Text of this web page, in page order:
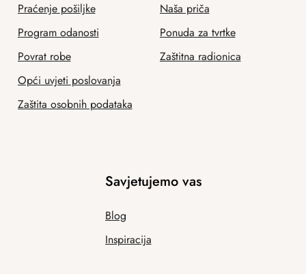
Praćenje pošiljke
Program odanosti
Povrat robe
Opći uvjeti poslovanja
Zaštita osobnih podataka
Naša priča
Ponuda za tvrtke
Zaštitna radionica
Savjetujemo vas
Blog
Inspiracija